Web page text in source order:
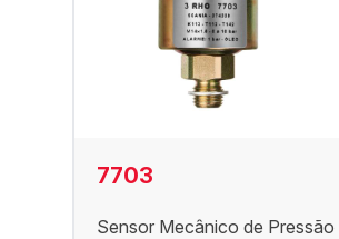
7703
Sensor Mecânico de Pressão